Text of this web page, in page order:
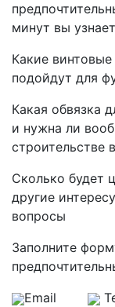
минут вы
Какие
подойдут для
Какая обвязка
и нужна ли
строительстве
Сколько будет
другие
вопросы
Заполните
Email